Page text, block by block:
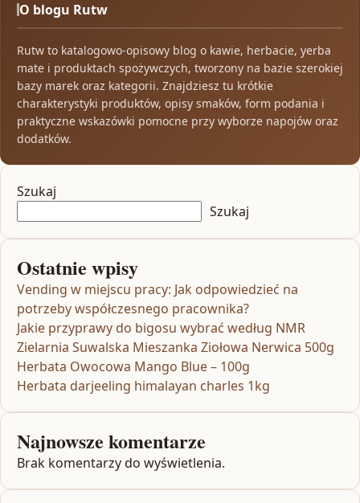
O blogu Rutw
Rutw to katalogowo-opisowy blog o kawie, herbacie, yerba
mate i produktach spożywczych, tworzony na bazie szerokiej
bazy marek oraz kategorii. Znajdziesz tu krótkie
charakterystyki produktów, opisy smaków, form podania i
praktyczne wskazówki pomocne przy wyborze napojów oraz
dodatków.
Szukaj
Szukaj
Ostatnie wpisy
Vending w miejscu pracy: Jak odpowiedzieć na
potrzeby współczesnego pracownika?
Jakie przyprawy do bigosu wybrać według NMR
Zielarnia Suwalska Mieszanka Ziołowa Nerwica 500g
Herbata Owocowa Mango Blue – 100g
Herbata darjeeling himalayan charles 1kg
Najnowsze komentarze
Brak komentarzy do wyświetlenia.